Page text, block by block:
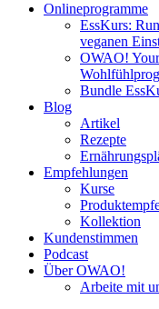
Onlineprogramme
EssKurs:
veganen
OWAO!
Bundle
Blog
Artikel
Rezepte
Empfehlungen
Kurse
Kollektion
Kundenstimmen
Podcast
Über OWAO!
Arbeite mit